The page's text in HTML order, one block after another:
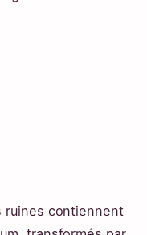
ruines contiennent